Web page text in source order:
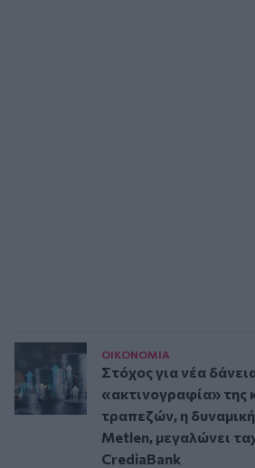
ΟΙΚΟΝΟΜΙΑ
Στόχος για νέα
«ακτινογραφία» της
τραπεζών, η
Metlen, μεγαλώνει
CrediaBank